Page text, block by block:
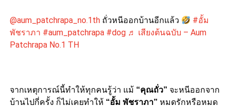
@aum_patchrapa_no.1thถั่วหนีออกบ้านอีกแล้ว
#อั้ม
พัชราภา #aum_patchrapa #dog ♬ เสียงต้นฉบับ – Aum
Patchrapa No.1 TH
จากเหตุการณ์นี้ทำให้ทุกคนรู้ว่า แม้ “คุณถั่ว” จะหนีออกจาก
บ้านไปกี่ครั้ง ก็ไม่เคยทำให้ “อั้ม พัชราภา” หมดรักหรือหมด